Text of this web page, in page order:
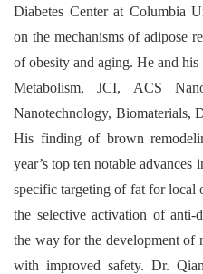
Diabetes Center at Columbia
on the mechanisms of adipose
of obesity and aging. He and
Metabolism,JCI, ACS
Nanotechnology, Biomaterials,
His finding of brown
year’s top ten notable
specific targeting of fat for local
the selective activation of anti-
the way for the development of
with improved safety. Dr.